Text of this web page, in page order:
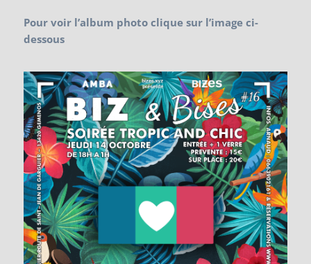
Pour voir l’album photo clique sur l’image ci-
dessous